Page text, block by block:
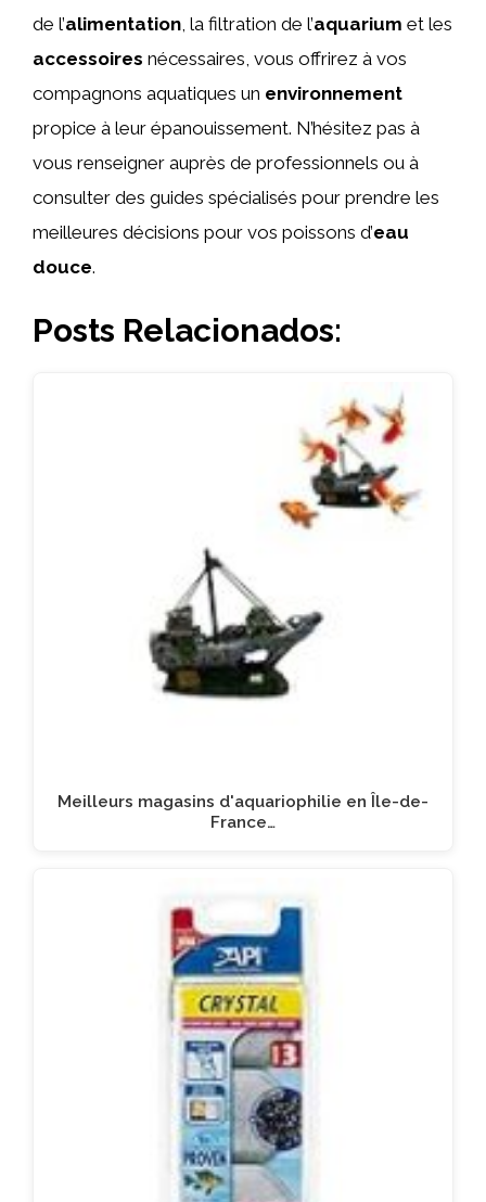
de l’alimentation , la filtration de l’aquarium et les
accessoires nécessaires, vous offrirez à vos
compagnons aquatiques un environnement
propice à leur épanouissement. N’hésitez pas à
vous renseigner auprès de professionnels ou à
consulter des guides spécialisés pour prendre les
meilleures décisions pour vos poissons d’eau
douce.
Posts Relacionados:
Meilleurs magasins d'aquariophilie en Île-de-
France…